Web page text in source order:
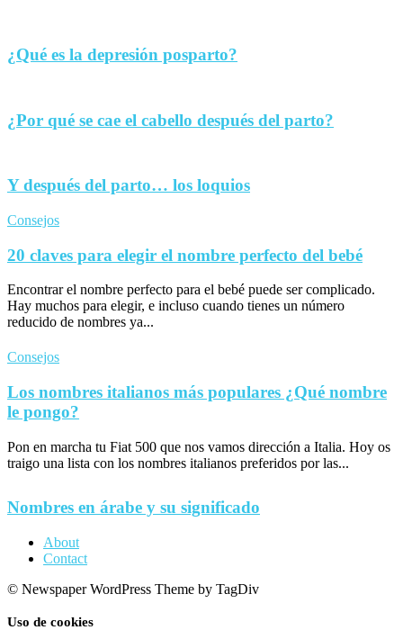
¿Qué es la depresión posparto?
¿Por qué se cae el cabello después del parto?
Y después del parto… los loquios
Consejos
20 claves para elegir el nombre perfecto del bebé
Encontrar el nombre perfecto para el bebé puede ser complicado.
Hay muchos para elegir, e incluso cuando tienes un número
reducido de nombres ya...
Consejos
Los nombres italianos más populares ¿Qué nombre
le pongo?
Pon en marcha tu Fiat 500 que nos vamos dirección a Italia. Hoy os
traigo una lista con los nombres italianos preferidos por las...
Nombres en árabe y su significado
About
Contact
© Newspaper WordPress Theme by TagDiv
Uso de cookies